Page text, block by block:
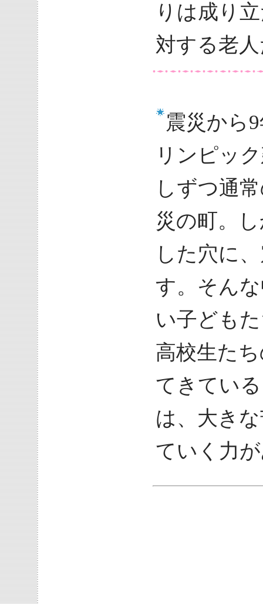
りは成り
対する老
震災から
リンピッ
しずつ通
災の町。
した穴に
す。そん
い子ども
高校生た
てきてい
は、大き
ていく力